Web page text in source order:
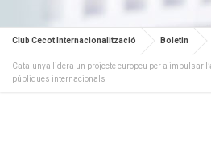
Club Cecot Internacionalització Boletin
Catalunya lidera un projecte europeu per a impulsar
públiques internacionals